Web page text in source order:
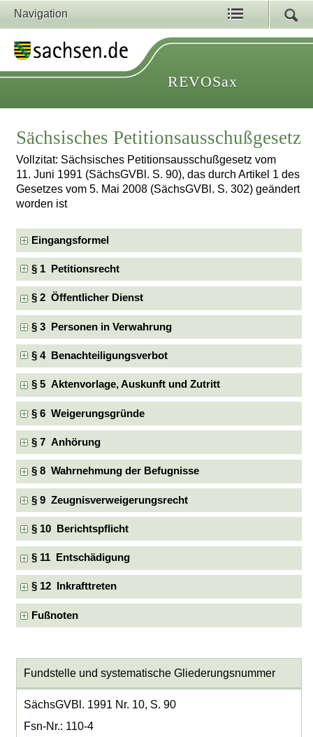
Navigation
REVOSax
Sächsisches Petitionsausschußgesetz
Vollzitat: Sächsisches Petitionsausschußgesetz vom
11. Juni 1991 (SächsGVBl. S. 90), das durch Artikel 1 des
Gesetzes vom 5. Mai 2008 (SächsGVBl. S. 302) geändert
worden ist
Eingangsformel
§ 1 Petitionsrecht
§ 2 Öffentlicher Dienst
§ 3 Personen in Verwahrung
§ 4 Benachteiligungsverbot
§ 5 Aktenvorlage, Auskunft und Zutritt
§ 6 Weigerungsgründe
§ 7 Anhörung
§ 8 Wahrnehmung der Befugnisse
§ 9 Zeugnisverweigerungsrecht
§ 10 Berichtspflicht
§ 11 Entschädigung
§ 12 Inkrafttreten
Fußnoten
Fundstelle und systematische Gliederungsnummer
SächsGVBl. 1991 Nr. 10, S. 90
Fsn-Nr.: 110-4